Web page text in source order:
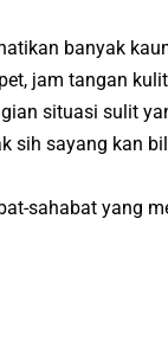
banyak
jam tangan
situasi sulit
sih sayang kan
sahabat yang